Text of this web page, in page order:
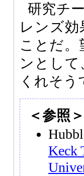
研究チ
レンズ
ことだ
ンとし
くれそう
＜参照＞
Keck